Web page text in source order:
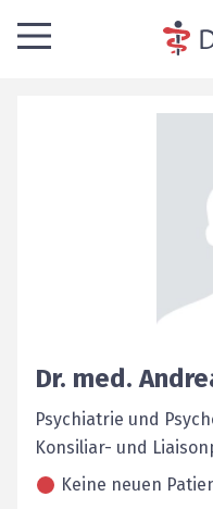
Dr. med.
Psychiatrie und
Konsiliar- und
Keine neuen